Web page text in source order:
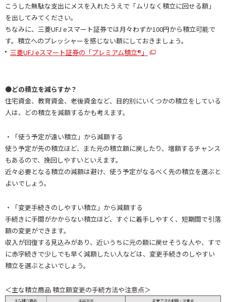
こうした無駄な支出にメスを入れたうえで「ムリなく積立に回せる額」
を出してみてください。
ちなみに、三菱UFJ eスマート証券では月々わずか100円から積立可能で
す。積立へのプレッシャーを感じない額にしておきましょう。
三菱UFJ eスマート証券の「プレミアム積立®」
●どの積立を減らすか？
住宅資金、教育資金、老後資金など、目的別にいくつかの積立をしている
人は、どの積立を減額するかも考えます。
・「使う予定が遠い積立」から減額する
使う予定が先の積立ほど、また元の積立額に戻したり、増額するチャンス
もあるので、挽回しやすいといえます。
近々必要となる積立の減額は避け、使う予定がなるべく先の積立を選ぶと
よいでしょう。
・「変更手続きのしやすい積立」から減額する
手続きに手間がかからない積立ほど、すぐに着手しやすく、短期間で引落
額の変更ができます。
収入が回復する見込みがあり、近いうちに元の額に戻せそうな人や、すで
に赤字続きで少しでも早く減額したい人などは、変更手続きのしやすい
積立を選ぶとよいでしょう。
＜主な積立商品 積立額変更の手続方法や注意点＞